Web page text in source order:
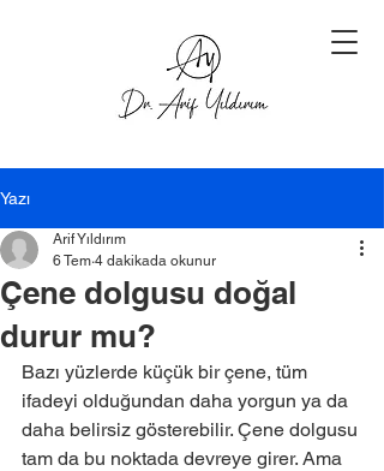
Yazı
Çene dolgusu doğal
durur mu?
Arif Yıldırım
6 Tem 4 dakikada okunur
Bazı yüzlerde küçük bir çene, tüm
ifadeyi olduğundan daha yorgun ya da
daha belirsiz gösterebilir. Çene dolgusu
tam da bu noktada devreye girer. Ama